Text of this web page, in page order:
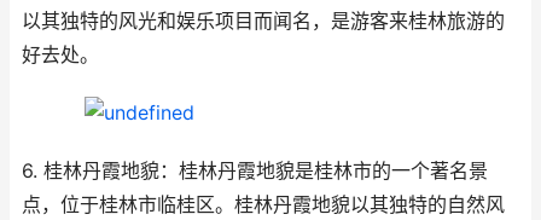
以其独特的风光和娱乐项目而闻名，是游客来桂林旅游的
好去处。
6. 桂林丹霞地貌：桂林丹霞地貌是桂林市的一个著名景
点，位于桂林市临桂区。桂林丹霞地貌以其独特的自然风